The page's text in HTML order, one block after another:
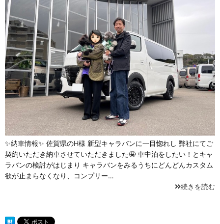
✨納車情報✨ 佐賀県のH様 新型キャラバンに一目惚れし 弊社にてご
契約いただき納車させていただきました🤩 車中泊をしたい！とキャ
ラバンの検討がはじまり キャラバンをみるうちにどんどんカスタム
欲が止まらなくなり、コンプリー…
続きを読む